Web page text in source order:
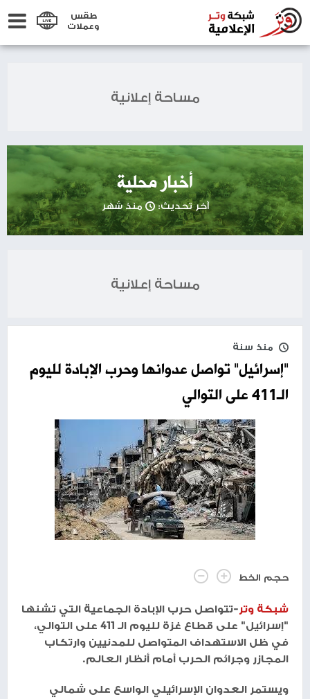
طقس
وعملات
مساحة إعلانية
أخبار محلية
آخر تحديث: منذ شهر
مساحة إعلانية
منذ سنة
"إسرائيل" تواصل عدوانها وحرب الإبادة لليوم
الـ411 على التوالي
حجم الخط
شبكة وتر-تتواصل حرب الإبادة الجماعية التي تشنها
"إسرائيل" على قطاع غزة لليوم الـ 411 على التوالي،
في ظل الاستهداف المتواصل للمدنيين وارتكاب
المجازر وجرائم الحرب أمام أنظار العالم.
ويستمر العدوان الإسرائيلي الواسع على شمالي